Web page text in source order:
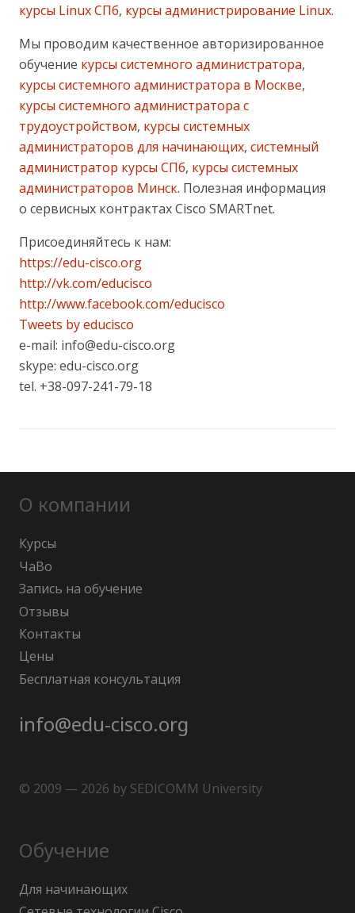
курсы Linux СПб, курсы администрирование Linux.
Мы проводим качественное авторизированное
обучение курсы системного администратора,
курсы системного администратора в Москве,
курсы системного администратора с
трудоустройством, курсы системных
администраторов для начинающих, системный
администратор курсы СПб, курсы системных
администраторов Минск. Полезная информация
о сервисных контрактах Cisco SMARTnet.
Присоединяйтесь к нам:
https://edu-cisco.org
http://vk.com/educisco
http://www.facebook.com/educisco
Tweets by educisco
e-mail: info@edu-cisco.org
skype: edu-cisco.org
tel. +38-097-241-79-18
О компании
Курсы
ЧаВо
Запись на обучение
Отзывы
Контакты
Цены
Бесплатная консультация
info@edu-cisco.org
© 2009 — 2026 by SEDICOMM University
Обучение
Для начинающих